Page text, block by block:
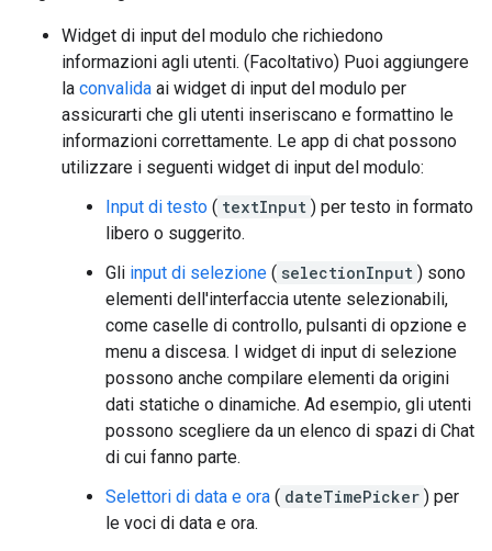
Widget di input del modulo che richiedono
informazioni agli utenti. (Facoltativo) Puoi aggiungere
la convalida ai widget di input del modulo per
assicurarti che gli utenti inseriscano e formattino le
informazioni correttamente. Le app di chat possono
utilizzare i seguenti widget di input del modulo:
Input di testo ( textInput ) per testo in formato
libero o suggerito.
Gli input di selezione ( selectionInput ) sono
elementi dell'interfaccia utente selezionabili,
come caselle di controllo, pulsanti di opzione e
menu a discesa. I widget di input di selezione
possono anche compilare elementi da origini
dati statiche o dinamiche. Ad esempio, gli utenti
possono scegliere da un elenco di spazi di Chat
di cui fanno parte.
Selettori di data e ora ( dateTimePicker ) per
le voci di data e ora.